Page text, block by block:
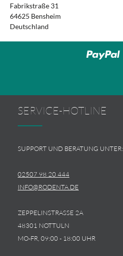
Fabrikstraße 31
64625 Bensheim
Deutschland
SERVICE-HOTLINE
SUPPORT UND BERATUNG UNTER:
02507 98 20 444
INFO@RODENTA.DE
ZEPPELINSTRASSE 2A
48301 NOTTULN
MO-FR, 09:00 - 18:00 UHR